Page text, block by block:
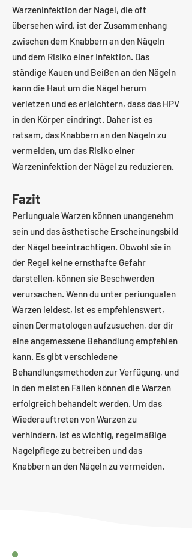
Warzeninfektion der Nägel, die oft
übersehen wird, ist der Zusammenhang
zwischen dem Knabbern an den Nägeln
und dem Risiko einer Infektion. Das
ständige Kauen und Beißen an den Nägeln
kann die Haut um die Nägel herum
verletzen und es erleichtern, dass das HPV
in den Körper eindringt. Daher ist es
ratsam, das Knabbern an den Nägeln zu
vermeiden, um das Risiko einer
Warzeninfektion der Nägel zu reduzieren.
Fazit
Periunguale Warzen können unangenehm
sein und das ästhetische Erscheinungsbild
der Nägel beeinträchtigen. Obwohl sie in
der Regel keine ernsthafte Gefahr
darstellen, können sie Beschwerden
verursachen. Wenn du unter periungualen
Warzen leidest, ist es empfehlenswert,
einen Dermatologen aufzusuchen, der dir
eine angemessene Behandlung empfehlen
kann. Es gibt verschiedene
Behandlungsmethoden zur Verfügung, und
in den meisten Fällen können die Warzen
erfolgreich behandelt werden. Um das
Wiederauftreten von Warzen zu
verhindern, ist es wichtig, regelmäßige
Nagelpflege zu betreiben und das
Knabbern an den Nägeln zu vermeiden.